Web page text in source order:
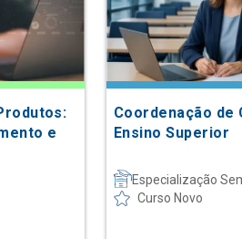
e
Coordenação de
Ensino Superior
Especialização
Curso Novo